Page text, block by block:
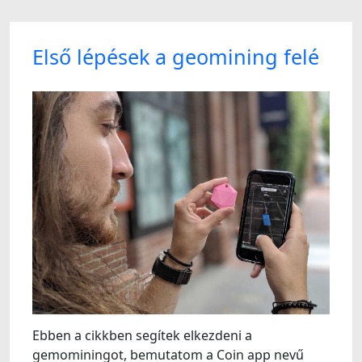
Első lépések a geomining felé
Ebben a cikkben segítek elkezdeni a
gemominingot, bemutatom a Coin app nevű